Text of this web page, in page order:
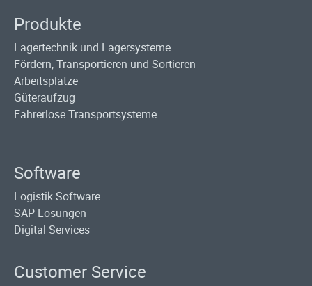
Produkte
Lagertechnik und Lagersysteme
Fördern, Transportieren und Sortieren
Arbeitsplätze
Güteraufzug
Fahrerlose Transportsysteme
Software
Logistik Software
SAP-Lösungen
Digital Services
Customer Service